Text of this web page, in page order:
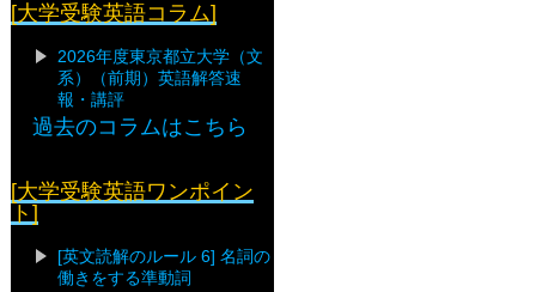
[大学受験英語コラム]
2026年度東京都立大学（文
系）（前期）英語解答速
報・講評
過去のコラムはこちら
[大学受験英語ワンポイン
ト]
[英文読解のルール 6] 名詞の
働きをする準動詞